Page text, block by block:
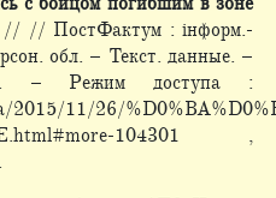
// // ПостФактум : інформ.-
обл. – Текст. данные. –
– Режим доступа :
2015/11/26/
104301 ,